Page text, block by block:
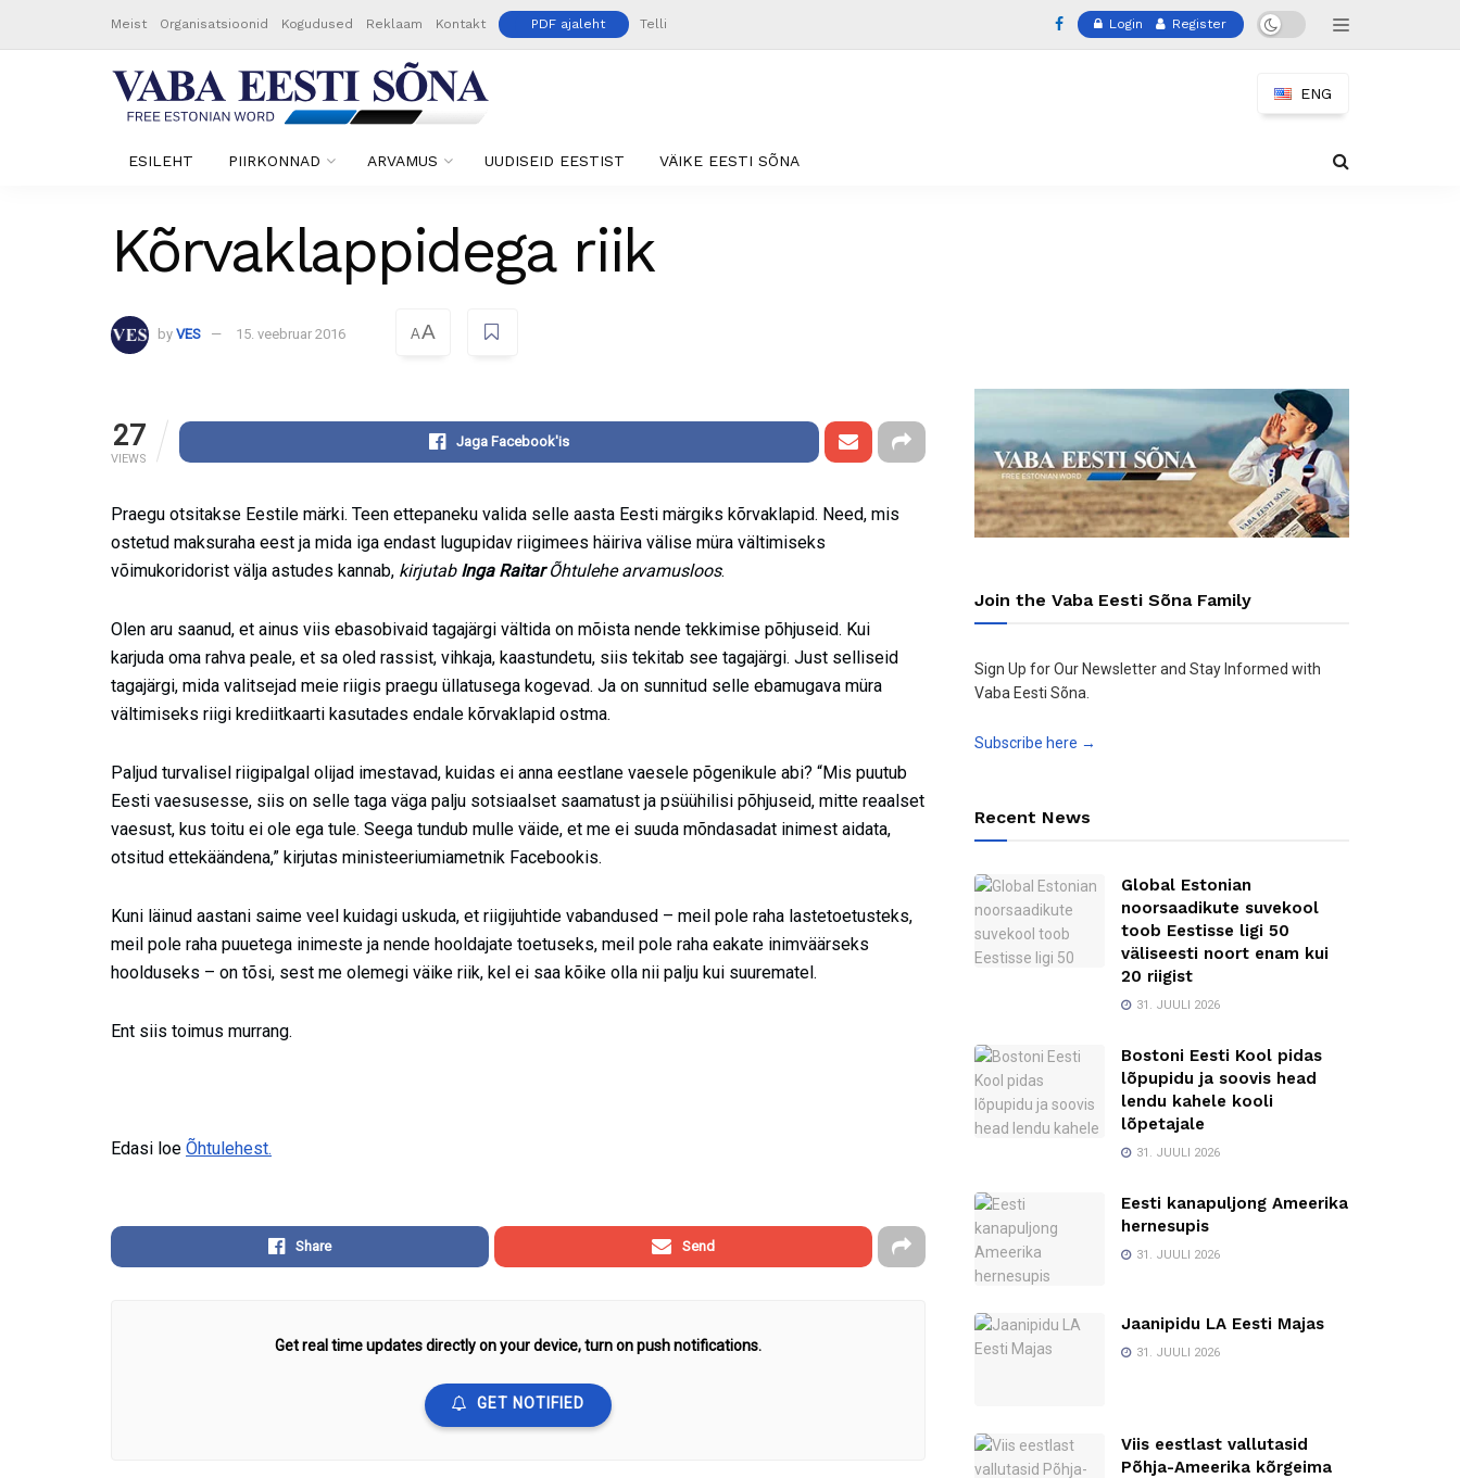
Meist Organisatsioonid Kogudused Reklaam Kontakt PDF ajaleht Telli Login Register
ENG
ESILEHT PIIRKONNAD ARVAMUS UUDISEID EESTIST VÄIKE EESTI SÕNA
Kõrvaklappidega riik
by VES 15. veebruar 2016 AA
27
VIEWS
Jaga Facebook'is
Praegu otsitakse Eestile märki. Teen ettepaneku valida selle aasta Eesti märgiks kõrvaklapid. Need, mis
ostetud maksuraha eest ja mida iga endast lugupidav riigimees häiriva välise müra vältimiseks
võimukoridorist välja astudes kannab, kirjutab Inga RaitarÕhtulehe arvamusloos.
Olen aru saanud, et ainus viis ebasobivaid tagajärgi vältida on mõista nende tekkimise põhjuseid. Kui
karjuda oma rahva peale, et sa oled rassist, vihkaja, kaastundetu, siis tekitab see tagajärgi. Just selliseid
tagajärgi, mida valitsejad meie riigis praegu üllatusega kogevad. Ja on sunnitud selle ebamugava müra
vältimiseks riigi krediitkaarti kasutades endale kõrvaklapid ostma.
Paljud turvalisel riigipalgal olijad imestavad, kuidas ei anna eestlane vaesele põgenikule abi? “Mis puutub
Eesti vaesusesse, siis on selle taga väga palju sotsiaalset saamatust ja psüühilisi põhjuseid, mitte reaalset
vaesust, kus toitu ei ole ega tule. Seega tundub mulle väide, et me ei suuda mõndasadat inimest aidata,
otsitud ettekäändena,” kirjutas ministeeriumiametnik Facebookis.
Kuni läinud aastani saime veel kuidagi uskuda, et riigijuhtide vabandused – meil pole raha lastetoetusteks,
meil pole raha puuetega inimeste ja nende hooldajate toetuseks, meil pole raha eakate inimväärseks
hoolduseks – on tõsi, sest me olemegi väike riik, kel ei saa kõike olla nii palju kui suurematel.
Ent siis toimus murrang.
Edasi loe Õhtulehest.
Share Send
Get real time updates directly on your device, turn on push notifications.
GET NOTIFIED
Join the Vaba Eesti Sõna Family
Sign Up for Our Newsletter and Stay Informed with
Vaba Eesti Sõna.
Subscribe here →
Recent News
Global Estonian
noorsaadikute suvekool
toob Eestisse ligi 50
väliseesti noort enam kui
20 riigist
31. JUULI 2026
Bostoni Eesti Kool pidas
lõpupidu ja soovis head
lendu kahele kooli
lõpetajale
31. JUULI 2026
Eesti kanapuljong Ameerika
hernesupis
31. JUULI 2026
Jaanipidu LA Eesti Majas
31. JUULI 2026
Viis eestlast vallutasid
Põhja-Ameerika kõrgeima